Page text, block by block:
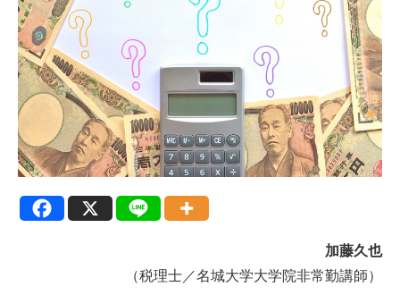
加藤久也
（税理士／名城大学大学院非常勤講師）